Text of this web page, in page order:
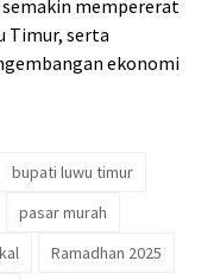
mempererat
Timur, serta
ekonomi
bupati luwu timur
pasar murah
Ramadhan 2025